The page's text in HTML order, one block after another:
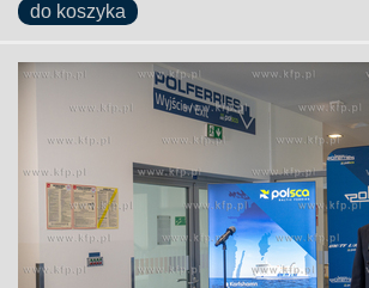
do koszyka